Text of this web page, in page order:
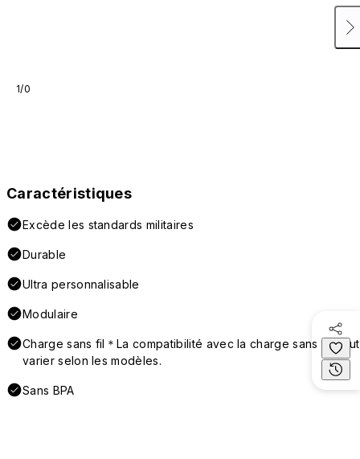
1/0
Caractéristiques
Excède les standards militaires
Durable
Ultra personnalisable
Modulaire
Charge sans fil＊La compatibilité avec la charge sans fil peut
varier selon les modèles.
Sans BPA